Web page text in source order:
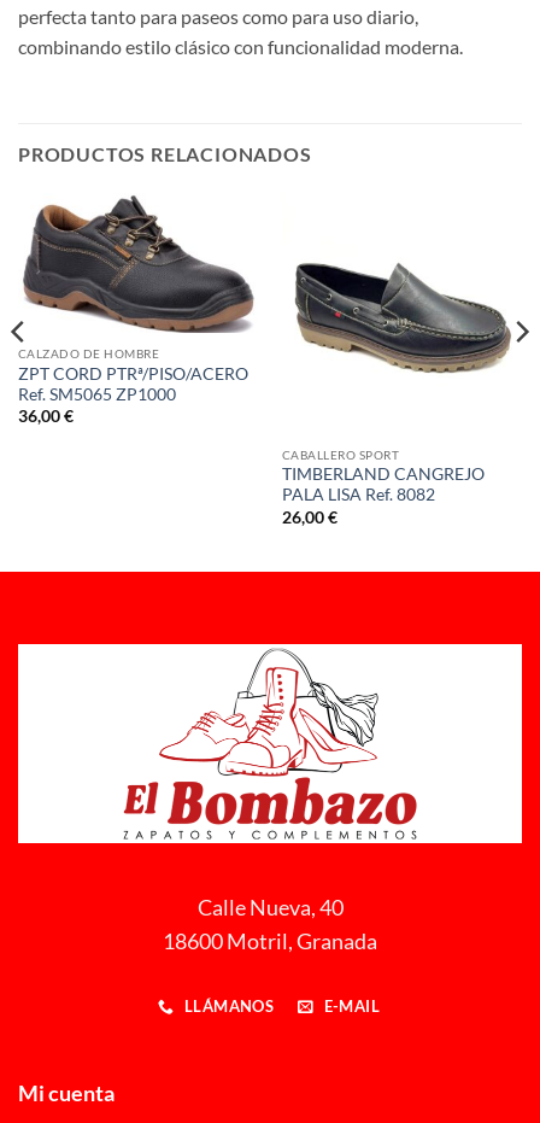
perfecta tanto para paseos como para uso diario,
combinando estilo clásico con funcionalidad moderna.
PRODUCTOS RELACIONADOS
CALZADO DE HOMBRE
ZPT CORD PTRª/PISO/ACERO
Ref. SM5065 ZP1000
36,00€
CABALLERO SPORT
TIMBERLAND CANGREJO
PALA LISA Ref. 8082
26,00€
Calle Nueva, 40
18600 Motril, Granada
LLÁMANOS E-MAIL
Mi cuenta